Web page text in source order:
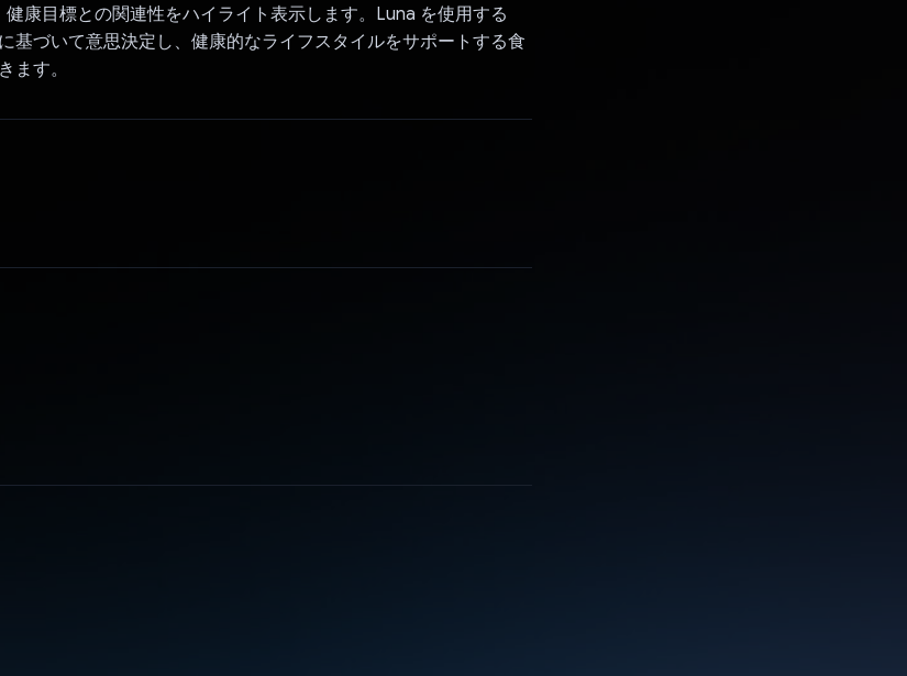
康目標との関連性をハイライト表示します。Luna を使用する
基づいて意思決定し、健康的なライフスタイルをサポートする食
ます。